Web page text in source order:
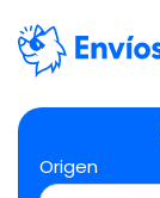
Origen